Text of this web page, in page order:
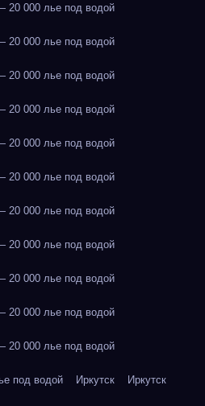
000 лье под водой
000 лье под водой
000 лье под водой
000 лье под водой
000 лье под водой
000 лье под водой
000 лье под водой
000 лье под водой
000 лье под водой
000 лье под водой
000 лье под водой
под водой Иркутск Иркутск